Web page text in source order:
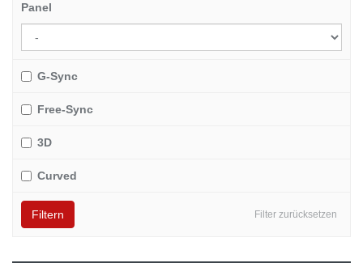
Panel
G-Sync
Free-Sync
3D
Curved
Filter zurücksetzen
Filtern